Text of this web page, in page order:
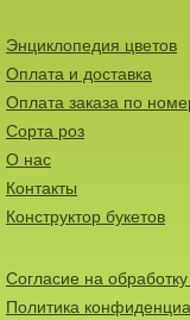
Энциклопедия цветов
Оплата и доставка
Оплата заказа по
Сорта роз
О нас
Контакты
Конструктор букетов
Согласие на
Политика